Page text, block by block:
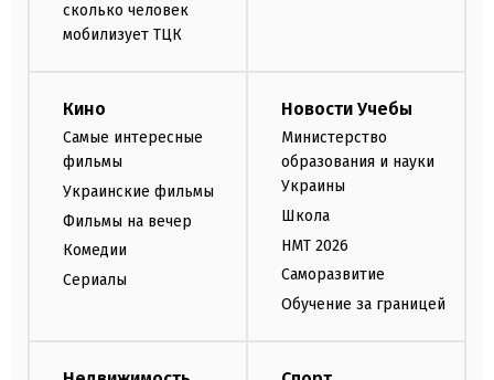
сколько человек
мобилизует ТЦК
Кино
Самые интересные
фильмы
Украинские фильмы
Фильмы на вечер
Комедии
Сериалы
Новости Учебы
Министерство
образования и науки
Украины
Школа
НМТ 2026
Саморазвитие
Обучение за границей